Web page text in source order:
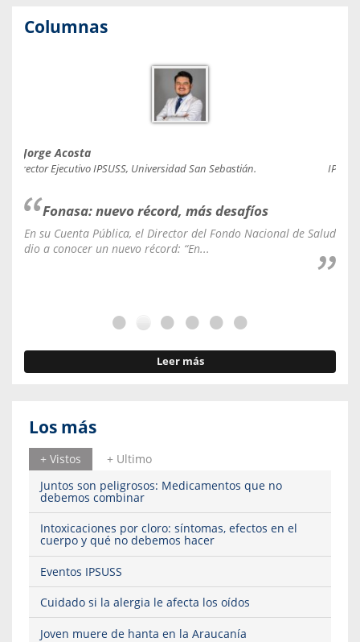
Columnas
Jorge Acosta
Director Ejecutivo IPSUSS, Universidad San Sebastián.
Fonasa: nuevo récord, más desafíos
En su Cuenta Pública, el Director del Fondo Nacional de Salud
dio a conocer un nuevo récord: “En...
Leer más
Los más
+ Vistos
+ Ultimo
Juntos son peligrosos: Medicamentos que no
debemos combinar
Intoxicaciones por cloro: síntomas, efectos en el
cuerpo y qué no debemos hacer
Eventos IPSUSS
Cuidado si la alergia le afecta los oídos
Joven muere de hanta en la Araucanía